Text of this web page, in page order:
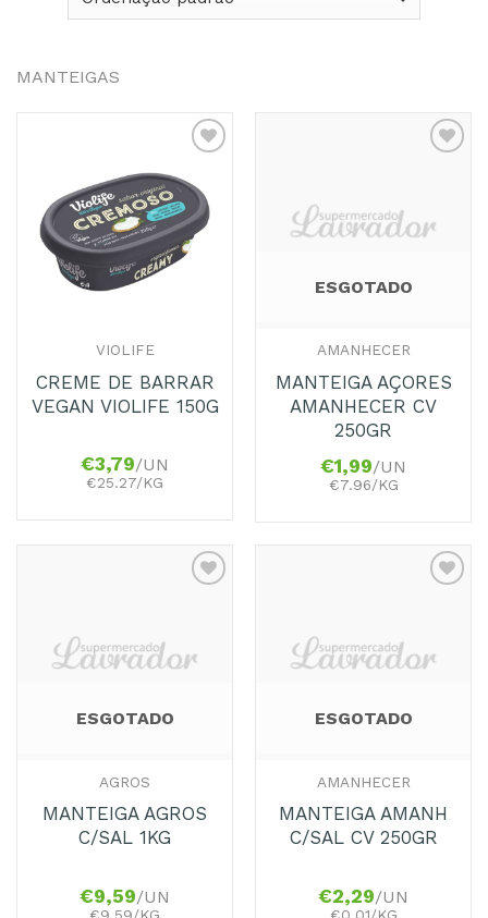
MANTEIGAS
Adicionar
aos
Favoritos
VIOLIFE
CREME DE BARRAR
VEGAN VIOLIFE 150G
€3,79/UN
€25.27/KG
Favoritos
ESGOTADO
AMANHECER
MANTEIGA AÇORES
AMANHECER CV
250GR
€1,99/UN
€7.96/KG
Favoritos
ESGOTADO
AGROS
MANTEIGA AGROS
C/SAL 1KG
€9,59/UN
€9.59/KG
Favoritos
ESGOTADO
AMANHECER
MANTEIGA AMANH
C/SAL CV 250GR
€2,29/UN
€0.01/KG